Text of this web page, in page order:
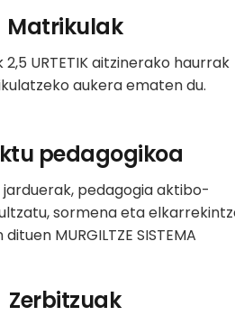
Matrikulak
URTETIK aitzinerako haurrak
aukera ematen du.
pedagogikoa
jarduerak, pedagogia aktibo-
sormena eta
MURGILTZE SISTEMA
Zerbitzuak